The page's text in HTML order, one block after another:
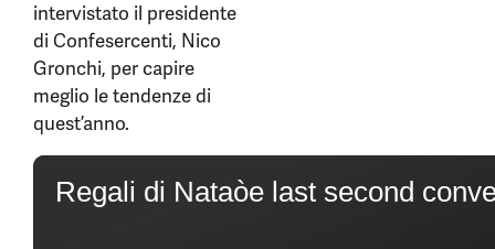
intervistato il presidente
di Confesercenti, Nico
Gronchi, per capire
meglio le tendenze di
quest’anno.
0
seconds